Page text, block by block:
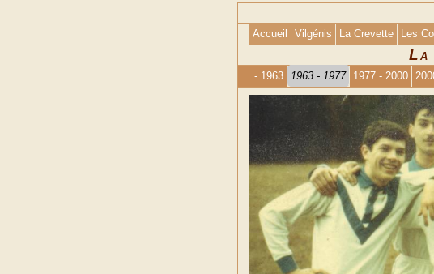
Accueil Vilgénis La Crevette Les
La
... - 1963 1963 - 1977 1977 - 2000